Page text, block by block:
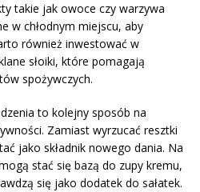
takie jak owoce czy warzywa
w chłodnym miejscu, aby
również inwestować w
słoiki, które pomagają
spożywczych.
to kolejny sposób na
Zamiast wyrzucać resztki
jako składnik nowego dania. Na
stać się bazą do zupy kremu,
się jako dodatek do sałatek.